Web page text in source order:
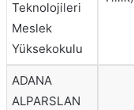
Teknolojileri
Meslek
Yüksekokulu
ADANA
ALPARSLAN